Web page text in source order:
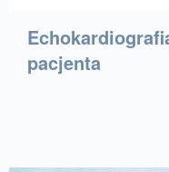
pacjenta